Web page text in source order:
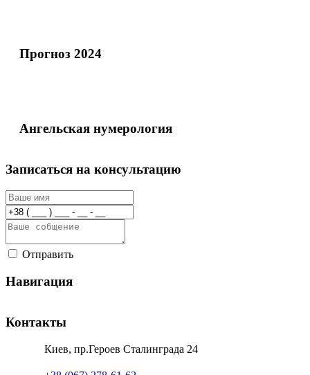
Прогноз 2024
Ангельская нумерология
Записаться на консультацию
Отправить
Навигация
Контакты
Киев, пр.Героев Сталинграда 24